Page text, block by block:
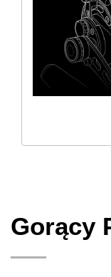
Gorący